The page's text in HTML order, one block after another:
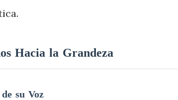
Hacia la Grandeza
su Voz